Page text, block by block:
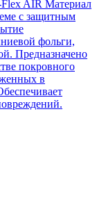
AIR Материал
c защитным
фольги,
Предназначено
покровного
в